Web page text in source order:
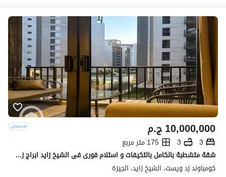
ج.م10,000,000
3
3
175 متر مربع
شقة متشطبة بالكامل بالتكيفات و استلام فورى فى الشيخ زايد ابراج زد اورا
كومباوند زد ويست، الشيخ زايد، الجيزة